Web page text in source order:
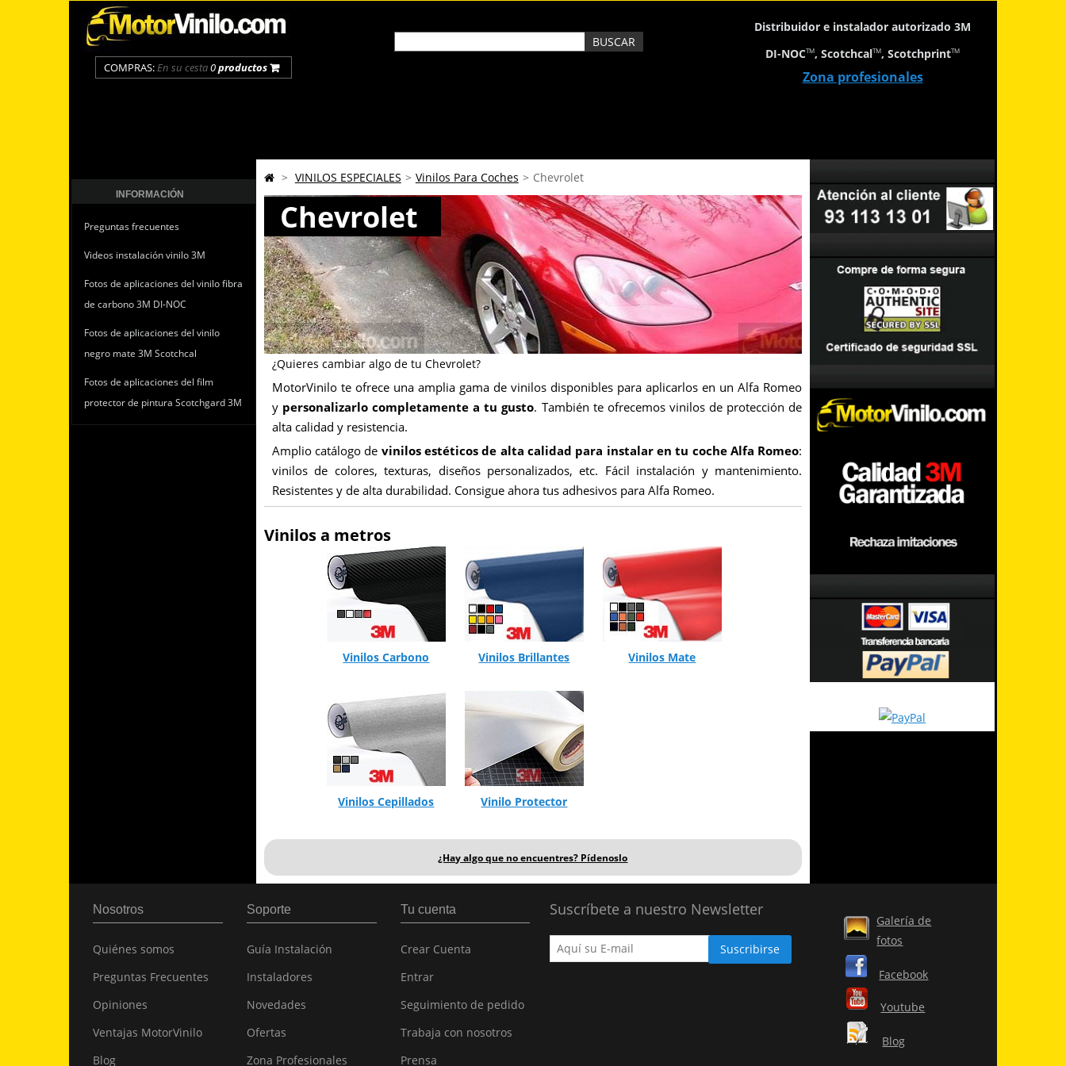
Distribuidor e instalador autorizado 3M
DI-NOCTM, ScotchcalTM, ScotchprintTM
Zona profesionales
COMPRAS:En su cesta0productos
INFORMACIÓN
Preguntas frecuentes
Videos instalación vinilo 3M
Fotos de aplicaciones del vinilo fibra
de carbono 3M DI-NOC
Fotos de aplicaciones del vinilo
negro mate 3M Scotchcal
Fotos de aplicaciones del film
protector de pintura Scotchgard 3M
> VINILOS ESPECIALES > Vinilos Para Coches > Chevrolet
Chevrolet
¿Quieres cambiar algo de tu Chevrolet?
MotorVinilo te ofrece una amplia gama de vinilos disponibles para aplicarlos en un Alfa Romeo
y personalizarlo completamente a tu gusto. También te ofrecemos vinilos de protección de
alta calidad y resistencia.
Amplio catálogo de vinilos estéticos de alta calidad para instalar en tu coche Alfa Romeo:
vinilos de colores, texturas, diseños personalizados, etc. Fácil instalación y mantenimiento.
Resistentes y de alta durabilidad. Consigue ahora tus adhesivos para Alfa Romeo.
Vinilos a metros
Vinilos Carbono Vinilos Brillantes Vinilos Mate
Vinilos Cepillados Vinilo Protector
¿Hay algo que no encuentres? Pídenoslo
Nosotros
Quiénes somos
Preguntas Frecuentes
Opiniones
Ventajas MotorVinilo
Blog
Soporte
Guía Instalación
Instaladores
Novedades
Ofertas
Zona Profesionales
Tu cuenta
Crear Cuenta
Entrar
Seguimiento de pedido
Trabaja con nosotros
Prensa
Suscríbete a nuestro Newsletter
Galería de
fotos
Facebook
Youtube
Blog